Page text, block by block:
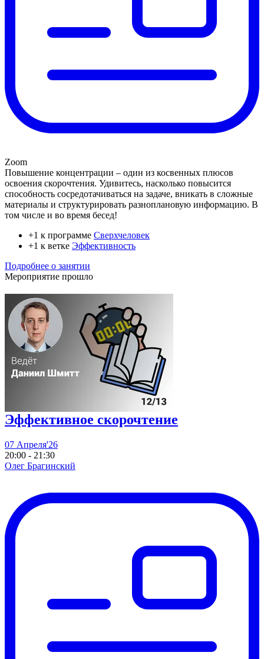
Zoom
Повышение концентрации – один из косвенных плюсов
освоения скорочтения. Удивитесь, насколько повысится
способность сосредотачиваться на задаче, вникать в сложные
материалы и структурировать разноплановую информацию. В
том числе и во время бесед!
+1 к программе Сверхчеловек
+1 к ветке Эффективность
Подробнее о занятии
Мероприятие прошло
Эффективное скорочтение
07 Апреля'26
20:00 - 21:30
Олег Брагинский